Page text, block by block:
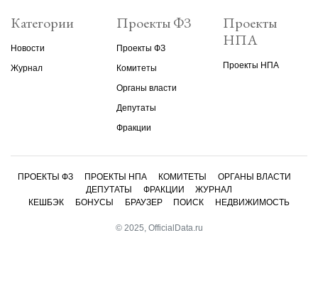
Категории
Новости
Журнал
Проекты ФЗ
Проекты ФЗ
Комитеты
Органы власти
Депутаты
Фракции
Проекты
НПА
Проекты НПА
ПРОЕКТЫ ФЗ ПРОЕКТЫ НПА КОМИТЕТЫ
ОРГАНЫ ВЛАСТИ
ДЕПУТАТЫ
ФРАКЦИИ
ЖУРНАЛ
КЕШБЭК
БОНУСЫ БРАУЗЕР ПОИСК НЕДВИЖИМОСТЬ
© 2025, OfficialData.ru